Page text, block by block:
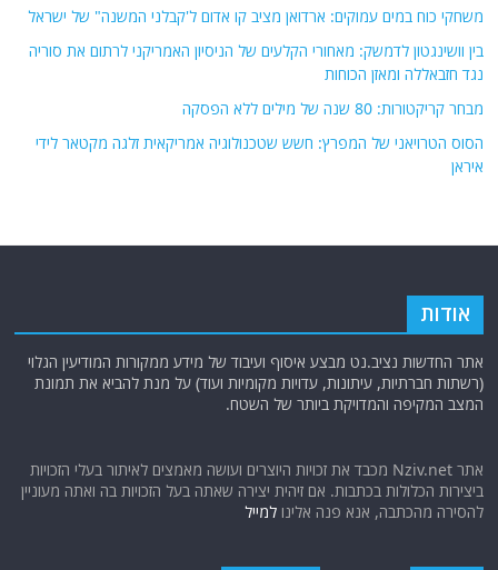
משחקי כוח במים עמוקים: ארדואן מציב קו אדום ל'קבלני המשנה" של ישראל
בין וושינגטון לדמשק: מאחורי הקלעים של הניסיון האמריקני לרתום את סוריה
נגד חזבאללה ומאזן הכוחות
מבחר קריקטורות: 80 שנה של מילים ללא הפסקה
הסוס הטרויאני של המפרץ: חשש שטכנולוגיה אמריקאית זלגה מקטאר לידי
איראן
אודות
אתר החדשות נציב.נט מבצע איסוף ועיבוד של מידע ממקורות המודיעין הגלוי
(רשתות חברתיות, עיתונות, עדויות מקומיות ועוד) על מנת להביא את תמונת
המצב המקיפה והמדויקת ביותר של השטח.
אתר Nziv.net מכבד את זכויות היוצרים ועושה מאמצים לאיתור בעלי הזכויות
ביצירות הכלולות בכתבות. אם זיהית יצירה שאתה בעל הזכויות בה ואתה מעוניין
להסירה מהכתבה, אנא פנה אלינולמייל